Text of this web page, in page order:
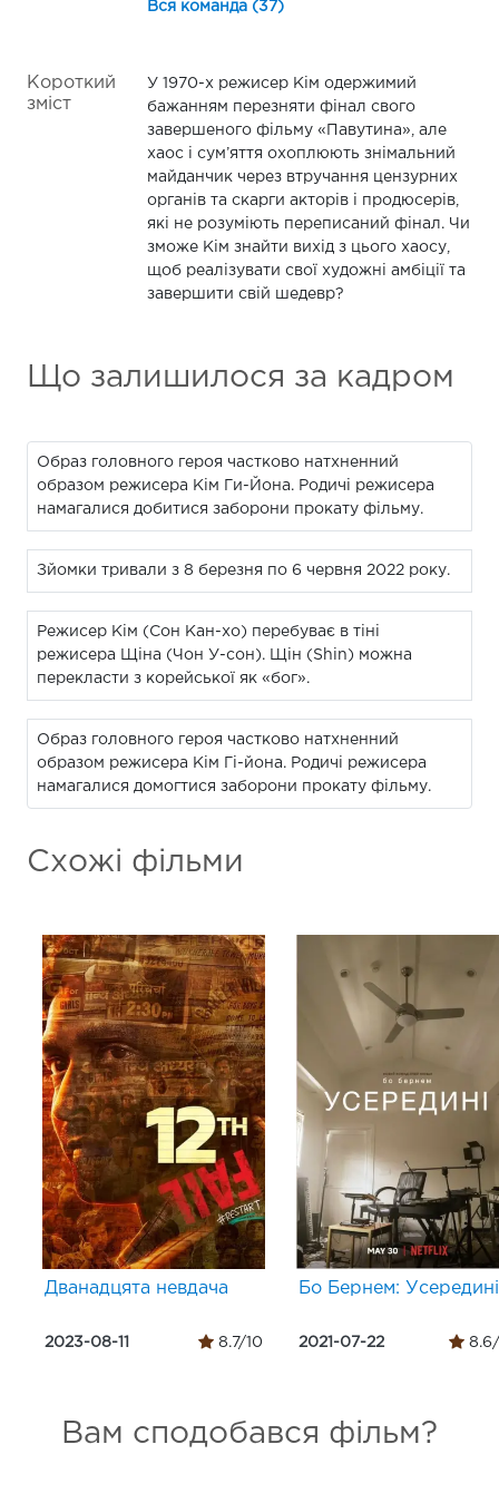
Вся команда (37)
Короткий
зміст
У 1970-х режисер Кім одержимий
бажанням перезняти фінал свого
завершеного фільму «Павутина», але
хаос і сум’яття охоплюють знімальний
майданчик через втручання цензурних
органів та скарги акторів і продюсерів,
які не розуміють переписаний фінал. Чи
зможе Кім знайти вихід з цього хаосу,
щоб реалізувати свої художні амбіції та
завершити свій шедевр?
Що залишилося за кадром
Образ головного героя частково натхненний
образом режисера Кім Ги-Йона. Родичі режисера
намагалися добитися заборони прокату фільму.
Зйомки тривали з 8 березня по 6 червня 2022 року.
Режисер Кім (Сон Кан-хо) перебуває в тіні
режисера Щіна (Чон У-сон). Щін (Shin) можна
перекласти з корейської як «бог».
Образ головного героя частково натхненний
образом режисера Кім Гі-йона. Родичі режисера
намагалися домогтися заборони прокату фільму.
Схожі фільми
Дванадцята невдача
2023-08-11 8.7/10
Бо Бернем: Усередині
2021-07-22 8.6/
Вам сподобався фільм?